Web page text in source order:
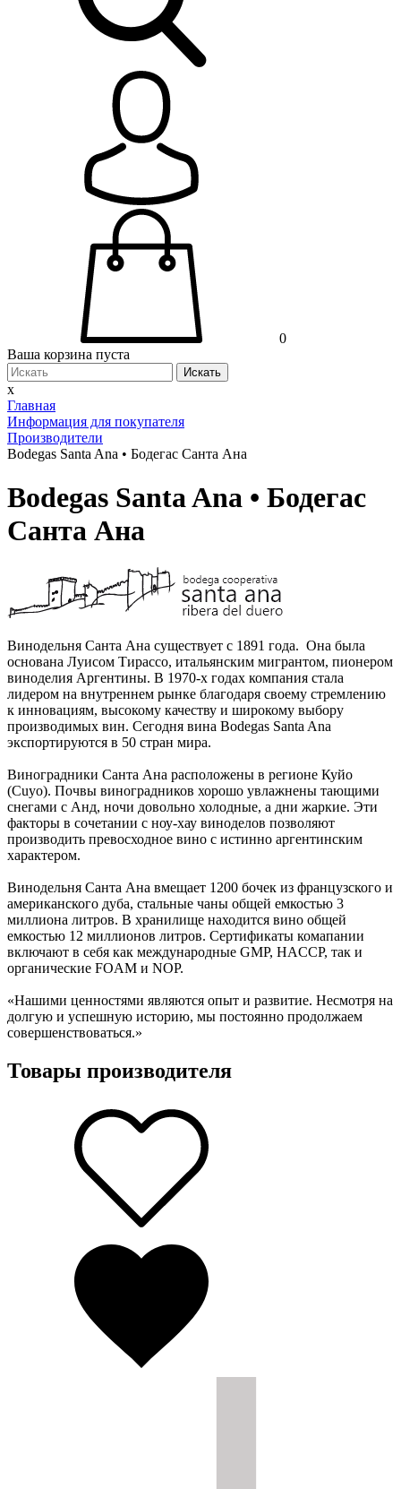
0
Ваша корзина пуста
Искать
x
Главная
Информация для покупателя
Производители
Bodegas Santa Ana • Бодегас Санта Ана
Bodegas Santa Ana • Бодегас
Санта Ана
Винодельня Санта Ана существует с 1891 года. Она была
основана Луисом Тирассо, итальянским мигрантом, пионером
виноделия Аргентины. В 1970-х годах компания стала
лидером на внутреннем рынке благодаря своему стремлению
к инновациям, высокому качеству и широкому выбору
производимых вин. Сегодня вина Bodegas Santa Ana
экспортируются в 50 стран мира.
Виноградники Санта Ана расположены в регионе Куйо
(Cuyo). Почвы виноградников хорошо увлажнены тающими
снегами с Анд, ночи довольно холодные, а дни жаркие. Эти
факторы в сочетании с ноу-хау виноделов позволяют
производить превосходное вино с истинно аргентинским
характером.
Винодельня Санта Ана вмещает 1200 бочек из французского и
американского дуба, стальные чаны общей емкостью 3
миллиона литров. В хранилище находится вино общей
емкостью 12 миллионов литров. Сертификаты комапании
включают в себя как международные GMP, HACCP, так и
органические FOAM и NOP.
«Нашими ценностями являются опыт и развитие. Несмотря на
долгую и успешную историю, мы постоянно продолжаем
совершенствоваться.»
Товары производителя